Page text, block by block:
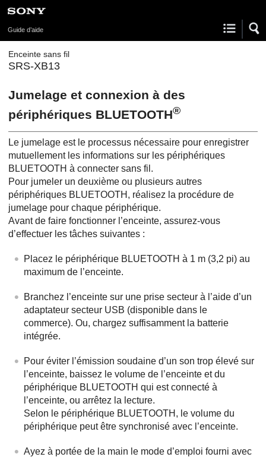
Guide d’aide
Enceinte sans fil
SRS-XB13
Jumelage et connexion à des
périphériques BLUETOOTH®
Le jumelage est le processus nécessaire pour enregistrer
mutuellement les informations sur les périphériques
BLUETOOTH à connecter sans fil.
Pour jumeler un deuxième ou plusieurs autres
périphériques BLUETOOTH, réalisez la procédure de
jumelage pour chaque périphérique.
Avant de faire fonctionner l’enceinte, assurez-vous
d’effectuer les tâches suivantes :
Placez le périphérique BLUETOOTH à 1 m (3,2 pi) au
maximum de l’enceinte.
Branchez l’enceinte sur une prise secteur à l’aide d’un
adaptateur secteur USB (disponible dans le
commerce). Ou, chargez suffisamment la batterie
intégrée.
Pour éviter l’émission soudaine d’un son trop élevé sur
l’enceinte, baissez le volume de l’enceinte et du
périphérique BLUETOOTH qui est connecté à
l’enceinte, ou arrêtez la lecture.
Selon le périphérique BLUETOOTH, le volume du
périphérique peut être synchronisé avec l’enceinte.
Ayez à portée de la main le mode d’emploi fourni avec